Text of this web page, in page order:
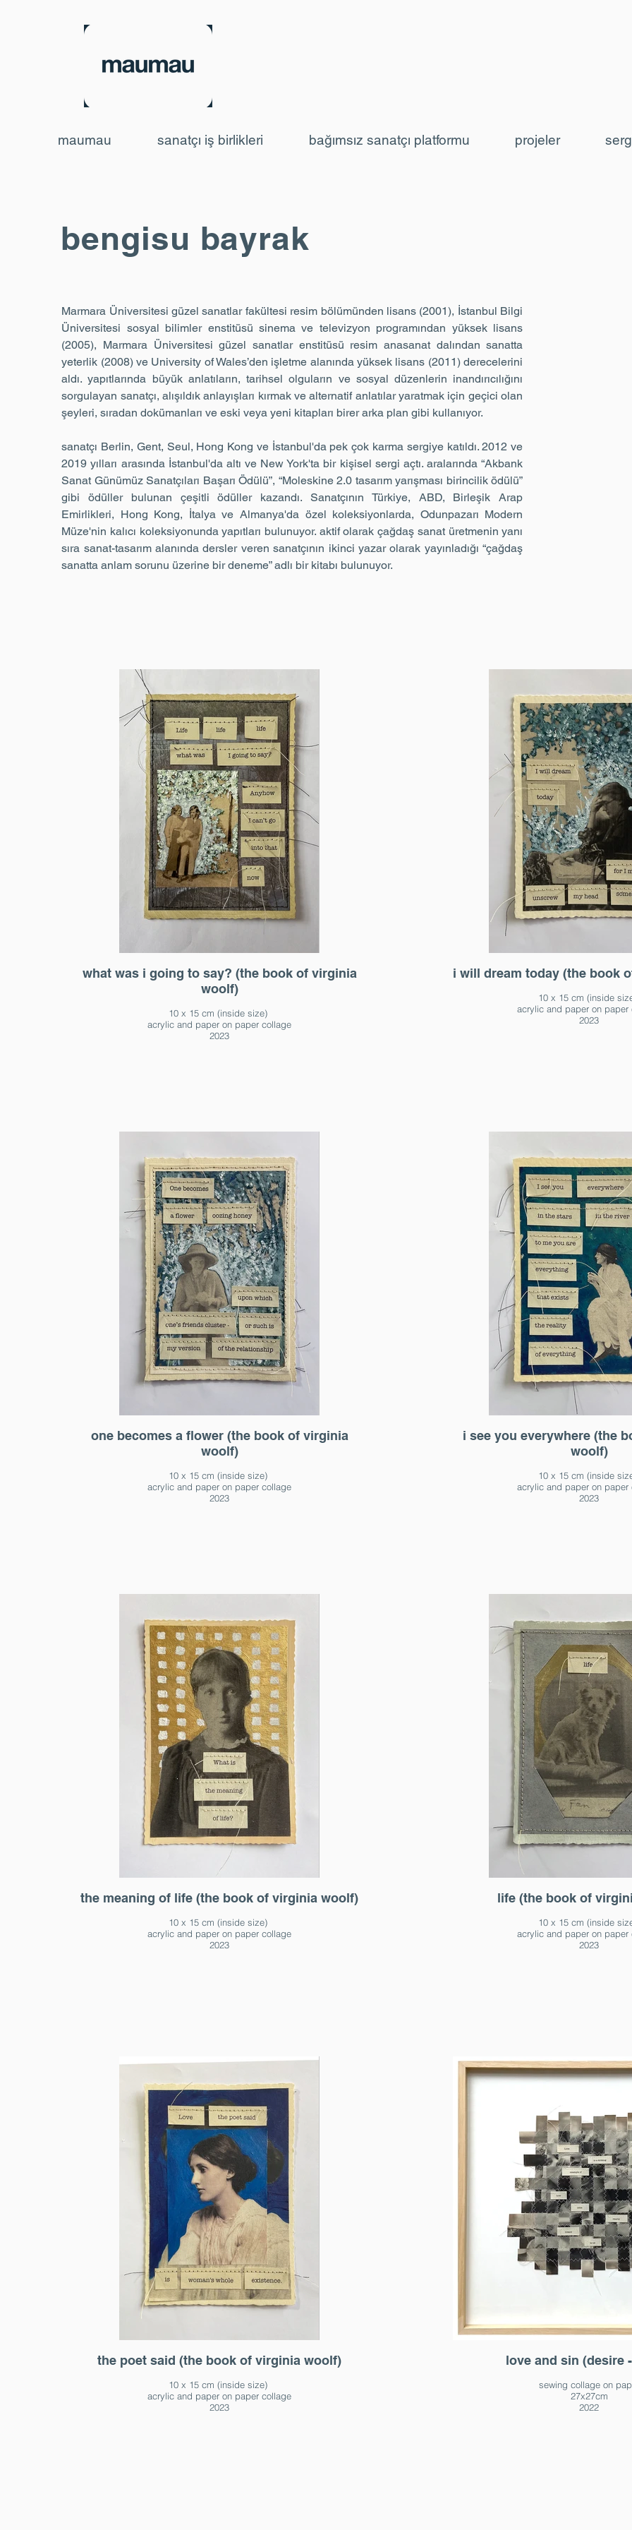
maumau sanatçı iş birlikleri bağımsız sanatçı platformu projeler
bengisu bayrak
Marmara Üniversitesi güzel sanatlar fakültesi resim bölümünden lisans (2001), İstanbul Bilgi
Üniversitesi sosyal bilimler enstitüsü sinema ve televizyon programından yüksek lisans
(2005), Marmara Üniversitesi güzel sanatlar enstitüsü resim anasanat dalından sanatta
yeterlik (2008) ve University of Wales’den işletme alanında yüksek lisans (2011) derecelerini
aldı. yapıtlarında büyük anlatıların, tarihsel olguların ve sosyal düzenlerin inandırıcılığını
sorgulayan sanatçı, alışıldık anlayışları kırmak ve alternatif anlatılar yaratmak için geçici olan
şeyleri, sıradan dokümanları ve eski veya yeni kitapları birer arka plan gibi kullanıyor.
sanatçı Berlin, Gent, Seul, Hong Kong ve İstanbul'da pek çok karma sergiye katıldı. 2012 ve
2019 yılları arasında İstanbul'da altı ve New York'ta bir kişisel sergi açtı. aralarında “Akbank
Sanat Günümüz Sanatçıları Başarı Ödülü”, “Moleskine 2.0 tasarım yarışması birincilik ödülü”
gibi ödüller bulunan çeşitli ödüller kazandı. Sanatçının Türkiye, ABD, Birleşik Arap
Emirlikleri, Hong Kong, İtalya ve Almanya'da özel koleksiyonlarda, Odunpazarı Modern
Müze'nin kalıcı koleksiyonunda yapıtları bulunuyor. aktif olarak çağdaş sanat üretmenin yanı
sıra sanat-tasarım alanında dersler veren sanatçının ikinci yazar olarak yayınladığı “çağdaş
sanatta anlam sorunu üzerine bir deneme” adlı bir kitabı bulunuyor.
what was i going to say? (the book of virginia
woolf)
10 x 15 cm (inside size)
acrylic and paper on paper collage
2023
i will dream today (the book
10 x 15 cm (inside
acrylic and paper on paper
2023
one becomes a flower (the book of virginia
woolf)
10 x 15 cm (inside size)
acrylic and paper on paper collage
2023
i see you everywhere (the
woolf)
10 x 15 cm (inside
acrylic and paper on paper
2023
the meaning of life (the book of virginia woolf)
10 x 15 cm (inside size)
acrylic and paper on paper collage
2023
life (the book of
10 x 15 cm (inside
acrylic and paper on paper
2023
the poet said (the book of virginia woolf)
10 x 15 cm (inside size)
acrylic and paper on paper collage
2023
love and sin (desire
sewing collage on
27x27cm
2022